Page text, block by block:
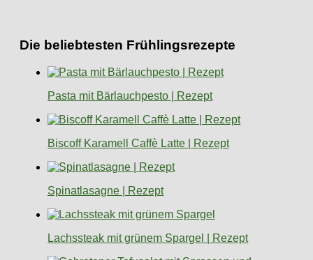
Die beliebtesten Frühlingsrezepte
Pasta mit Bärlauchpesto | Rezept
Biscoff Karamell Caffè Latte | Rezept
Spinatlasagne | Rezept
Lachssteak mit grünem Spargel | Rezept